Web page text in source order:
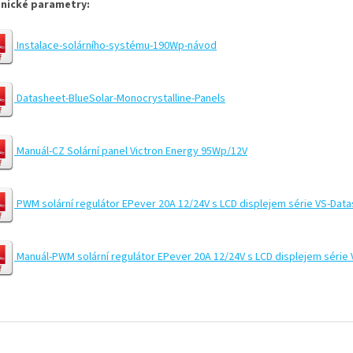
parametry:
Instalace-solárního-systému-190Wp-návod
Datasheet-BlueSolar-Monocrystalline-Panels
Manuál-CZ Solární panel Victron Energy 95Wp/12V
PWM solární regulátor EPever 20A 12/24V s LCD displejem série VS-
Manuál-PWM solární regulátor EPever 20A 12/24V s LCD displejem série